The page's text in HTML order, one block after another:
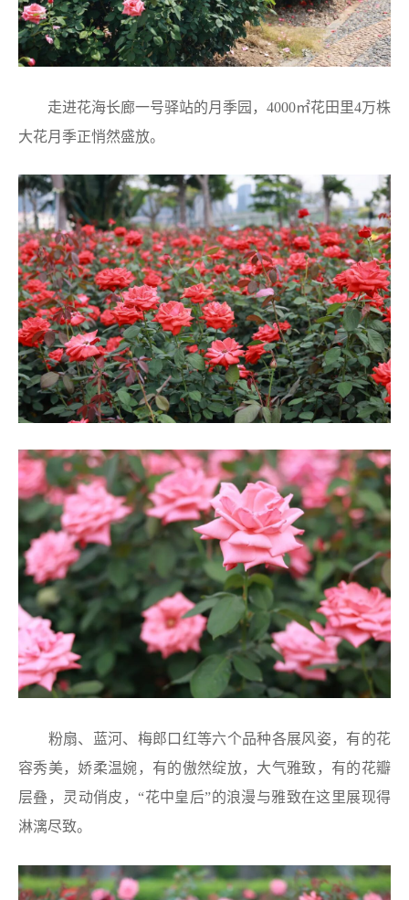
走进花海长廊一号驿站的月季园，4000㎡花田里4万株
大花月季正悄然盛放。
粉扇、蓝河、梅郎口红等六个品种各展风姿，有的花
容秀美，娇柔温婉，有的傲然绽放，大气雅致，有的花瓣
层叠，灵动俏皮，“花中皇后”的浪漫与雅致在这里展现得
淋漓尽致。